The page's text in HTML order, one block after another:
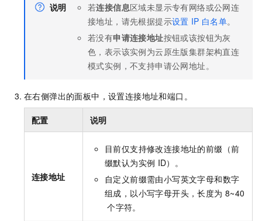
说明 若连接信息区域未显示专有网络或公网连
接地址，请先根据提示设置 IP 白名单。
若没有申请连接地址按钮或该按钮为灰
色，表示该实例为云原生版集群架构直连
模式实例，不支持申请公网地址。
在右侧弹出的面板中，设置连接地址和端口。
配置 说明
连接地址
目前仅支持修改连接地址的前缀（前
缀默认为实例 ID）。
自定义前缀需由小写英文字母和数字
组成，以小写字母开头，长度为 8~40
个字符。